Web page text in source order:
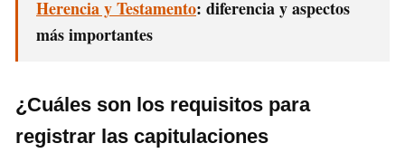
Herencia y Testamento: diferencia y aspectos
más importantes
¿Cuáles son los requisitos para
registrar las capitulaciones